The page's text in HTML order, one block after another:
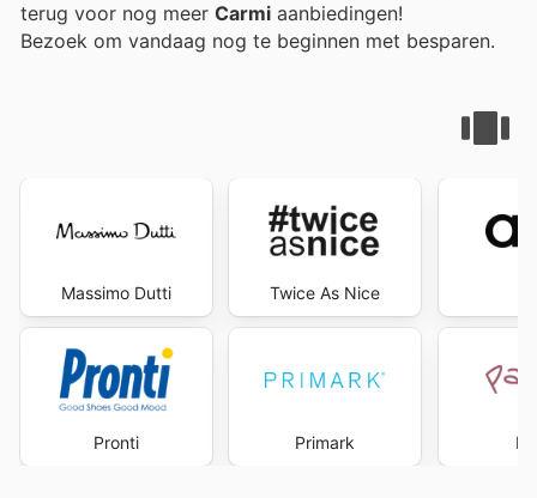
terug voor nog meer Carmi aanbiedingen!
Bezoek om vandaag nog te beginnen met besparen.
Massimo Dutti
Pronti
Twice As Nice
Primark